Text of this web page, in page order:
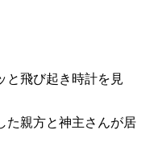
と飛び起き時計を見
た親方と神主さんが居